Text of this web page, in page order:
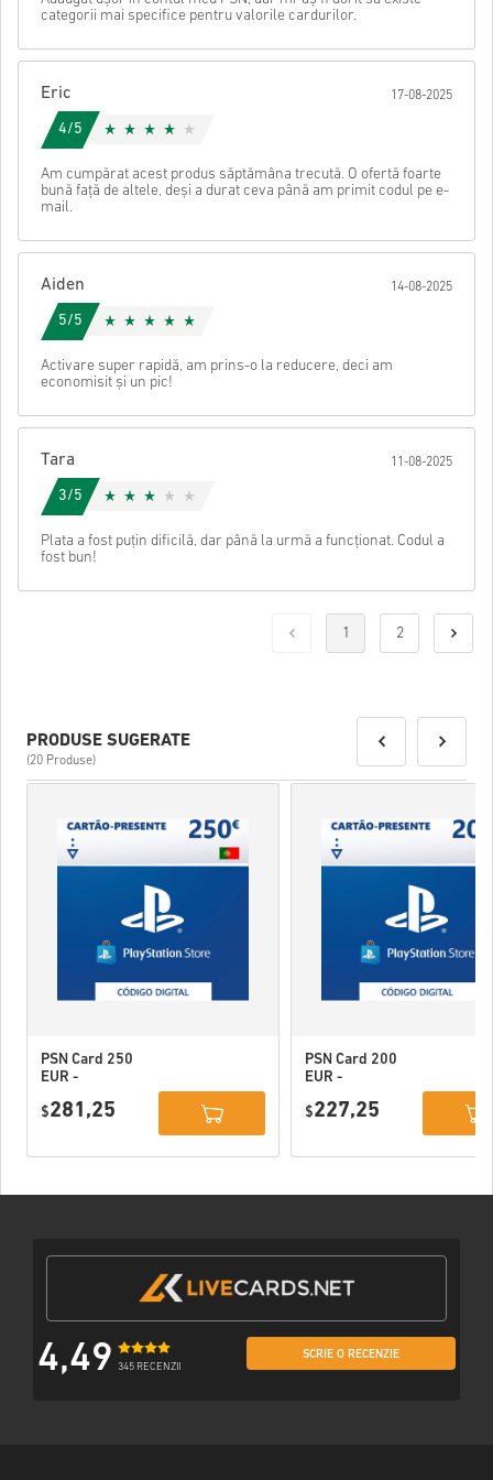
• Selectează metoda de plată preferată
accesa codul tău.
categorii mai specifice pentru valorile cardurilor.
Eric 17-08-2025
4/5
Am cumpărat acest produs săptămâna trecută. O ofertă foarte
bună față de altele, deși a durat ceva până am primit codul pe e-
mail.
Aiden 14-08-2025
5/5
Activare super rapidă, am prins-o la reducere, deci am
economisit și un pic!
Tara 11-08-2025
3/5
Plata a fost puțin dificilă, dar până la urmă a funcționat. Codul a
fost bun!
1 2
PRODUSE SUGERATE
(20 Produse)
PSN Card 250
EUR -
Network
$281,25
PSN Card 200
EUR -
Network
$227,25
4,49 345 RECENZII
SCRIE O RECENZIE